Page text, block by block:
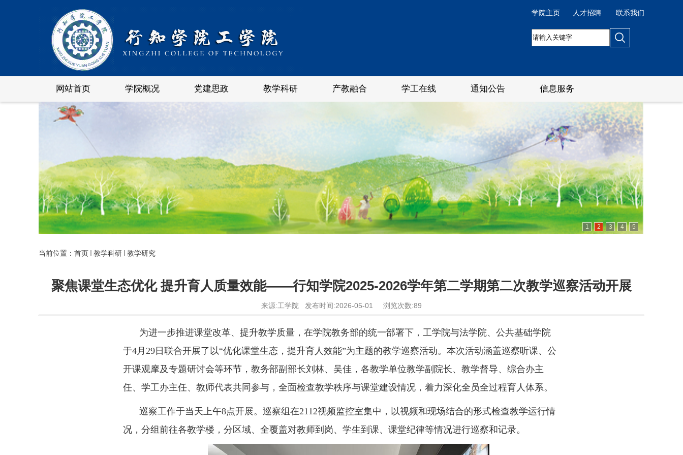
学院主页 人才招聘 联系我们
网站首页 学院概况 党建思政 教学科研 产教融合 学工在线 通知公告 信息服务
1 2 3 4 5
当前位置： 首页 教学科研 教学研究
聚焦课堂生态优化 提升育人质量效能——行知学院2025-2026学年第二学期第二次教学巡察活动开展
来源:工学院 发布时间:2026-05-01 浏览次数:89
为进一步推进课堂改革、提升教学质量，在学院教务部的统一部署下，工学院与法学院、公共基础学院
于4月 29 日联合开展了以“优化课堂生态，提升育人效能”为主题的教学巡察活动。本次活动涵盖巡察听课、公
开课观摩及专题研讨会等环节，教务部副部长刘林、吴佳，各教学单位教学副院长、教学督导、综合办主
任、学工办主任、教师代表共同参与，全面检查教学秩序与课堂建设情况，着力深化全员全过程育人体系。
巡察工作于当天上午8点开展。巡察组在2112视频监控室集中，以视频和现场结合的形式检查教学运行情
况，分组前往各教学楼，分区域、全覆盖对教师到岗、学生到课、课堂纪律等情况进行巡察和记录。